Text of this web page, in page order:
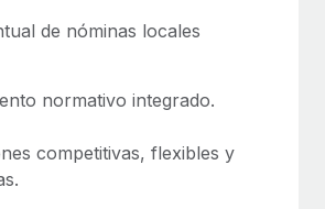
de nóminas locales
normativo integrado.
competitivas, flexibles y